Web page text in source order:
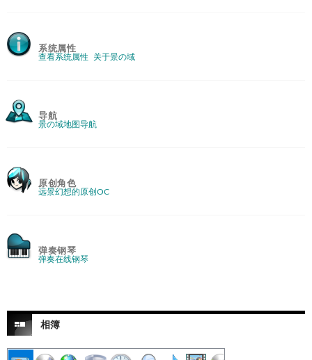
系统属性
查看系统属性 关于景の域
导航
景の域地图导航
原创角色
远景幻想的原创OC
弹奏钢琴
弹奏在线钢琴
相簿